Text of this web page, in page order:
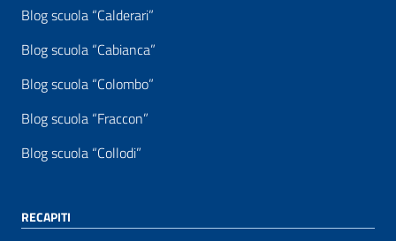
Blog scuola “Calderari”
Blog scuola “Cabianca”
Blog scuola “Colombo”
Blog scuola “Fraccon”
Blog scuola “Collodi”
RECAPITI